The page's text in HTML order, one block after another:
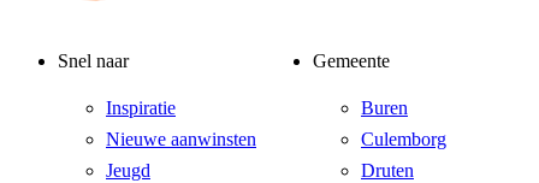
Snel naar
Inspiratie
Nieuwe aanwinsten
Jeugd
Gemeente
Buren
Culemborg
Druten